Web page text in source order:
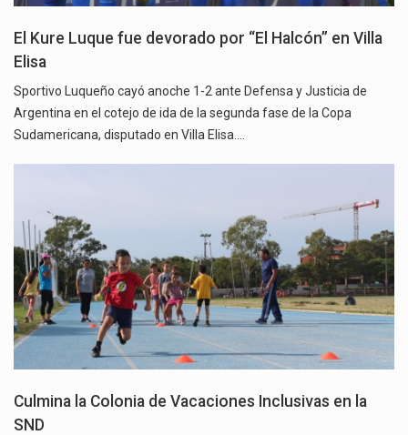
El Kure Luque fue devorado por “El Halcón” en Villa
Elisa
Sportivo Luqueño cayó anoche 1-2 ante Defensa y Justicia de
Argentina en el cotejo de ida de la segunda fase de la Copa
Sudamericana, disputado en Villa Elisa.…
Culmina la Colonia de Vacaciones Inclusivas en la
SND